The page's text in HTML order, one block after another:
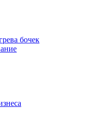
бочек